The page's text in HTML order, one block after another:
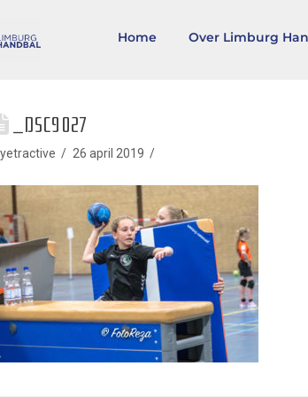
Home Over Limburg
_DSC9027
26 april 2019